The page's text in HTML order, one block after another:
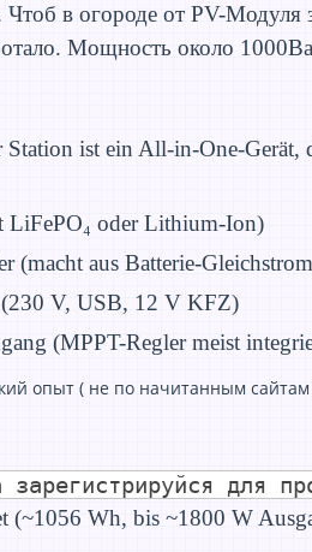
в огороде от PV-Модуля
Мощность около
ist ein All-in-One-Gerät,
LiFePO₄ oder Lithium-Ion)
(macht aus Batterie-
(230 V, USB, 12 V KFZ)
(MPPT-Regler meist
опыт ( не по начитанным
зарегистрируйся для
(~1056 Wh, bis ~1800 W